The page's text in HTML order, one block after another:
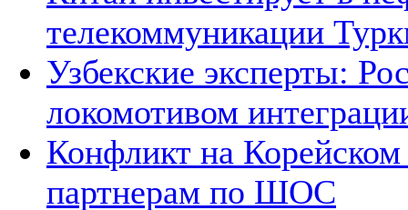
телекоммуникации
Узбекские эксперты:
локомотивом
Конфликт на
партнерам по ШОС